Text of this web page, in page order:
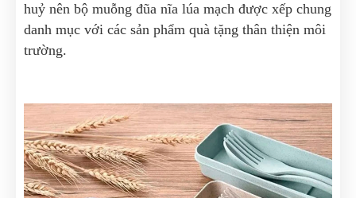
huỷ nên bộ muỗng đũa nĩa lúa mạch được xếp chung
danh mục với các sản phẩm quà tặng thân thiện môi
trường.